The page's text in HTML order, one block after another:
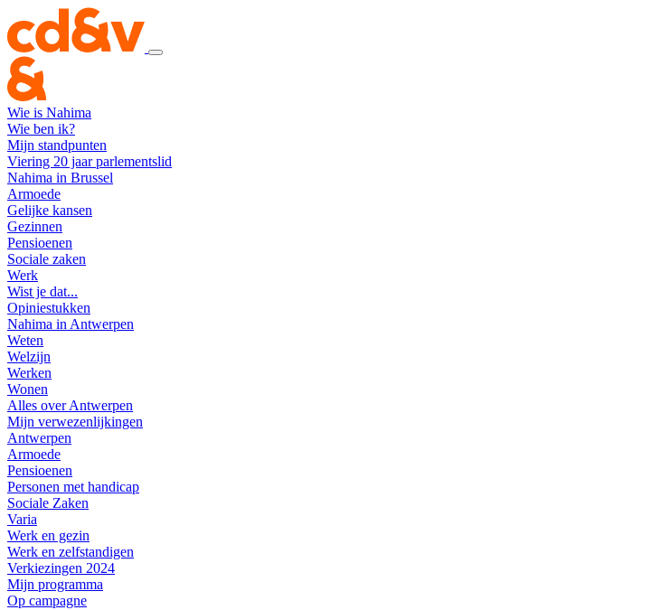
Wie is Nahima
Wie ben ik?
Mijn standpunten
Viering 20 jaar parlementslid
Nahima in Brussel
Armoede
Gelijke kansen
Gezinnen
Pensioenen
Sociale zaken
Werk
Wist je dat...
Opiniestukken
Nahima in Antwerpen
Weten
Welzijn
Werken
Wonen
Alles over Antwerpen
Mijn verwezenlijkingen
Antwerpen
Armoede
Pensioenen
Personen met handicap
Sociale Zaken
Varia
Werk en gezin
Werk en zelfstandigen
Verkiezingen 2024
Mijn programma
Op campagne